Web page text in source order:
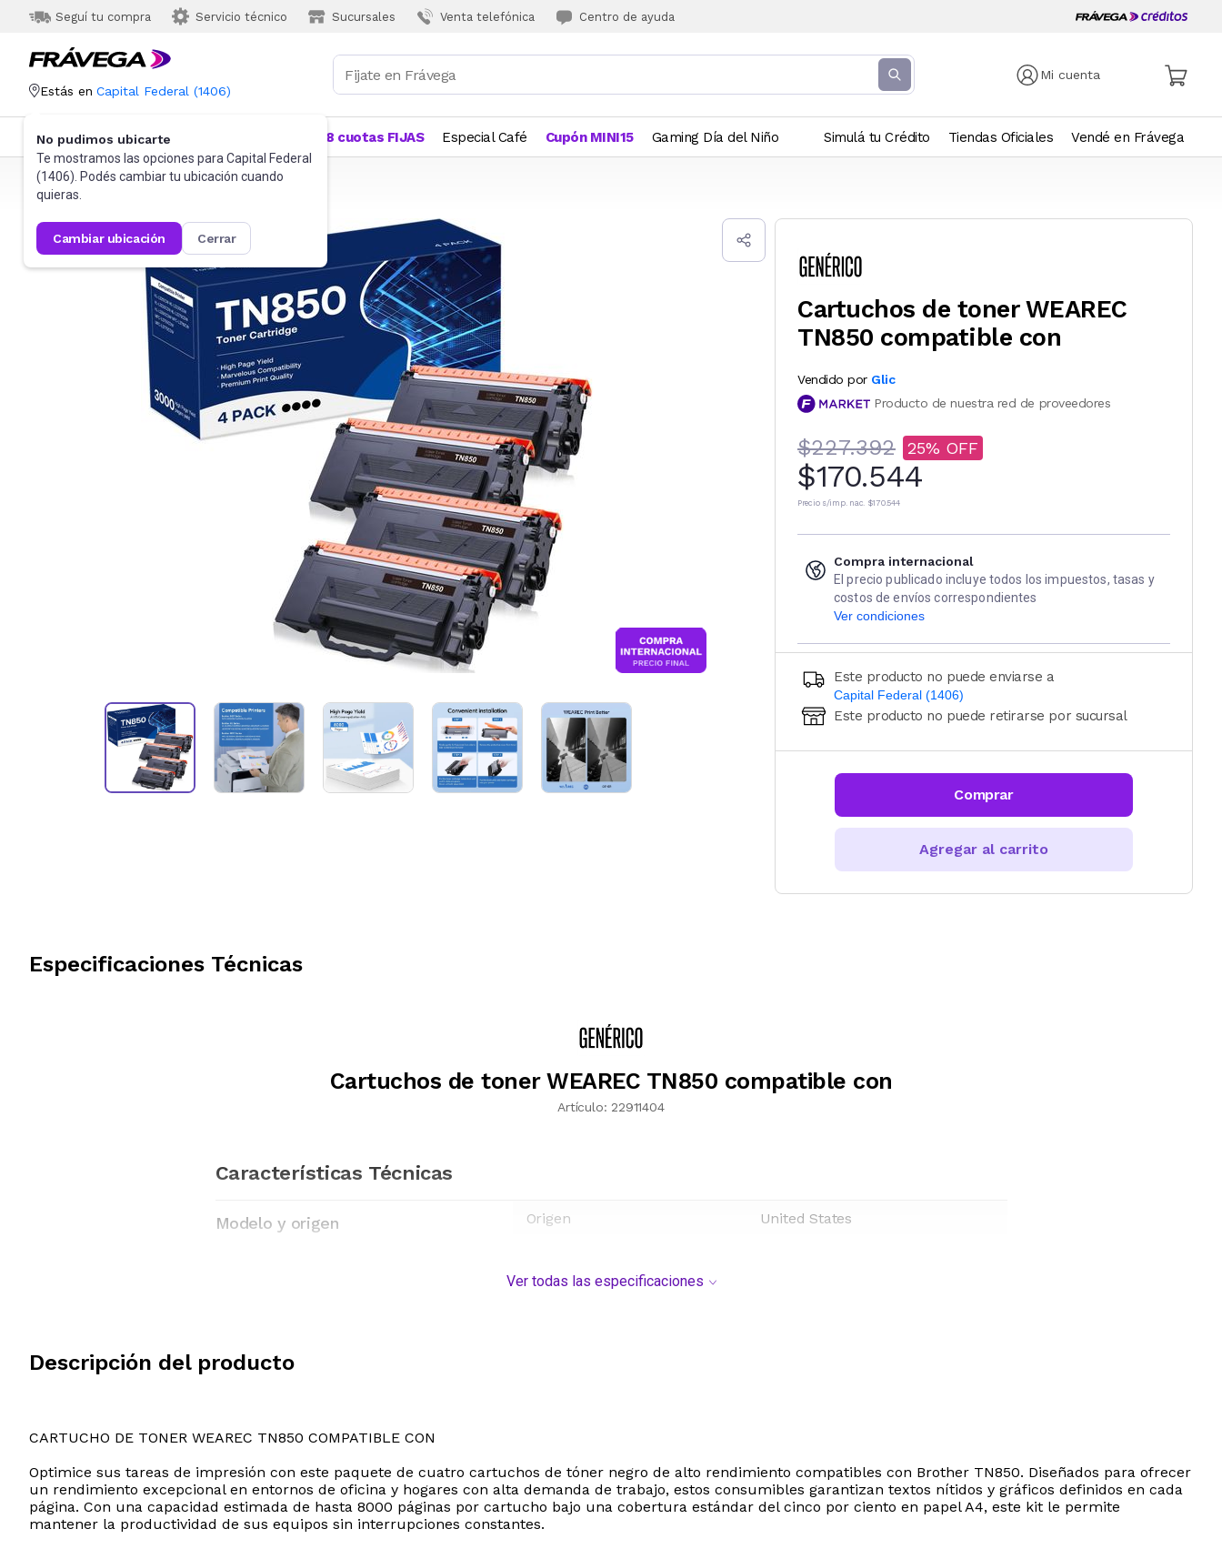
Seguí tu compra Servicio técnico Sucursales Venta telefónica Centro de ayuda
Mi cuenta
Estás en Capital Federal (1406)
No pudimos ubicarte
Te mostramos las opciones para Capital Federal
(1406). Podés cambiar tu ubicación cuando
quieras.
cambiar ubicación cerrar
Categorías Más Vendidos 18 cuotas FIJAS Especial Café Cupón MINI15 Gaming Día del Niño Simulá tu Crédito Tiendas Oficiales Vendé en Frávega
Frávega Informática Impresoras Toners
Cartuchos de toner WEAREC
TN850 compatible con
Vendido por Glic
Producto de nuestra red de proveedores
$227.392 25
$170.544
Precio s/imp. nac. $170.544
Compra internacional
El precio publicado incluye todos los impuestos, tasas y
costos de envíos correspondientes
Ver condiciones
Este producto no puede enviarse a
Capital Federal (1406)
Ingresá código postal (sólo números)
CALCULAR
Este producto no puede retirarse por sucursal
Comprar
Agregar al carrito
Especificaciones Técnicas
Cartuchos de toner WEAREC TN850 compatible con
Artículo: 22911404
Características Técnicas
Modelo y origen Origen United States
Ver todas las especificaciones
Descripción del producto
CARTUCHO DE TONER WEAREC TN850 COMPATIBLE CON
Optimice sus tareas de impresión con este paquete de cuatro cartuchos de tóner negro de alto rendimiento compatibles con Brother TN850. Diseñados para ofrecer
un rendimiento excepcional en entornos de oficina y hogares con alta demanda de trabajo, estos consumibles garantizan textos nítidos y gráficos definidos en cada
página. Con una capacidad estimada de hasta 8000 páginas por cartucho bajo una cobertura estándar del cinco por ciento en papel A4, este kit le permite
mantener la productividad de sus equipos sin interrupciones constantes.